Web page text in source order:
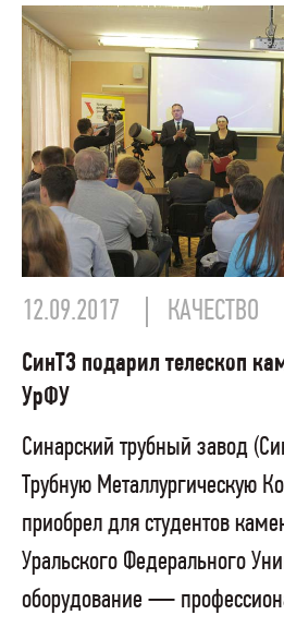
12.09.2017 КАЧЕСТВО
СинТЗ подарил телескоп
УрФУ
Синарский трубный завод
Трубную Металлургическую
приобрел для студентов
Уральского Федерального
оборудование —